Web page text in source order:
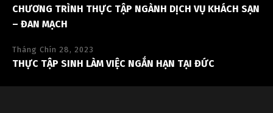
CHƯƠNG TRÌNH THỰC TẬP NGÀNH DỊCH VỤ KHÁCH SẠN
– ĐAN MẠCH
Tháng Chín 28, 2023
THỰC TẬP SINH LÀM VIỆC NGẮN HẠN TẠI ĐỨC